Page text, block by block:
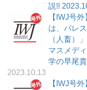
説!!
【IWJ号
は、パレ
（人畜）
マスメデ
学の早尾
2023.10.13
【IWJ号